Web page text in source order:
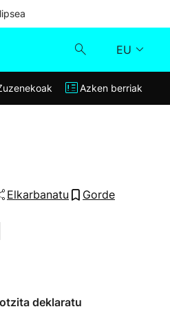
EU
Klisk
Azken berriak
Elkarbanatu Gorde
deklaratu